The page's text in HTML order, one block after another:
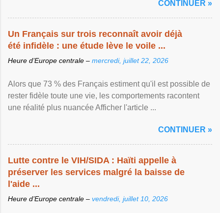
CONTINUER »
Un Français sur trois reconnaît avoir déjà
été infidèle : une étude lève le voile ...
Heure d’Europe centrale – mercredi, juillet 22, 2026
Alors que 73 % des Français estiment qu'il est possible de
rester fidèle toute une vie, les comportements racontent
une réalité plus nuancée Afficher l'article ...
CONTINUER »
Lutte contre le VIH/SIDA : Haïti appelle à
préserver les services malgré la baisse de
l'aide ...
Heure d’Europe centrale – vendredi, juillet 10, 2026